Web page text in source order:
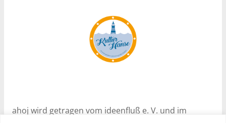
ahoj wird getragen vom ideenfluß e. V. und im